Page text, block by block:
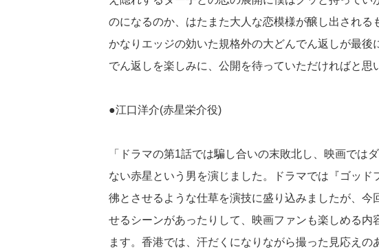
のになるのか、はたまた大人な恋模様が醸し出される
かなりエッジの効いた規格外の大どんでん返しが最後
でん返しを楽しみに、公開を待っていただければと思
●江口洋介(赤星栄介役)
「ドラマの第1話では騙し合いの末敗北し、映画では
ない赤星という男を演じました。ドラマでは『ゴッ
彿とさせるような仕草を演技に盛り込みましたが、今
せるシーンがあったりして、映画ファンも楽しめる内
ます。香港では、汗だくになりながら撮った見応え